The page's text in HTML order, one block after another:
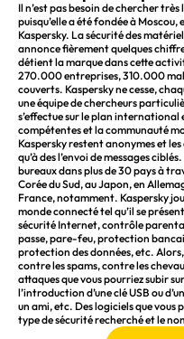
Il n’est pas besoin de chercher
puisqu’elle a été fondée à
Kaspersky. La sécurité des
annonce fièrement quelques
détient la marque dans cette
270.000 entreprises, 310.000
couverts. Kaspersky ne cesse,
une équipe de chercheurs
s’effectue sur le plan international
compétentes et la communauté
Kaspersky restent anonymes et
qu’à des l’envoi de messages
bureaux dans plus de 30 pays à
Corée du Sud, au Japon, en
France, notamment. Kaspersky
monde connecté tel qu’il se
sécurité Internet, contrôle
passe, pare-feu, protection
protection des données, etc.
contre les spams, contre les
attaques que vous pourriez subir
l’introduction d’une clé USB ou
un ami, etc. Des logiciels que
type de sécurité recherché et le